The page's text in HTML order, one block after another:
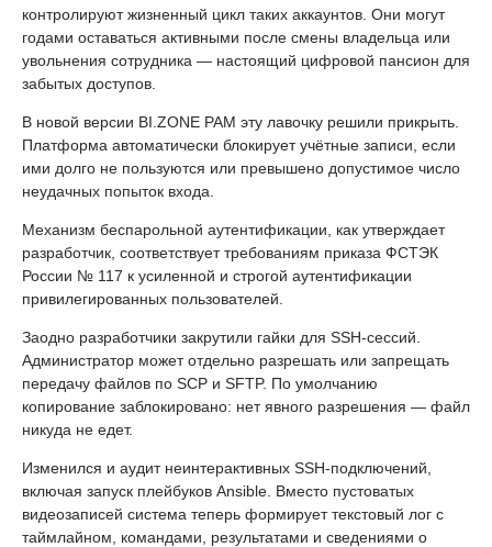
контролируют жизненный цикл таких аккаунтов. Они могут
годами оставаться активными после смены владельца или
увольнения сотрудника — настоящий цифровой пансион для
забытых доступов.
В новой версии BI.ZONE PAM эту лавочку решили прикрыть.
Платформа автоматически блокирует учётные записи, если
ими долго не пользуются или превышено допустимое число
неудачных попыток входа.
Механизм беспарольной аутентификации, как утверждает
разработчик, соответствует требованиям приказа ФСТЭК
России № 117 к усиленной и строгой аутентификации
привилегированных пользователей.
Заодно разработчики закрутили гайки для SSH-сессий.
Администратор может отдельно разрешать или запрещать
передачу файлов по SCP и SFTP. По умолчанию
копирование заблокировано: нет явного разрешения — файл
никуда не едет.
Изменился и аудит неинтерактивных SSH-подключений,
включая запуск плейбуков Ansible. Вместо пустоватых
видеозаписей система теперь формирует текстовый лог с
таймлайном, командами, результатами и сведениями о